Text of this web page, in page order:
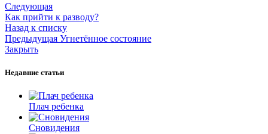
Следующая
Как прийти к разводу?
Назад к списку
Предыдущая Угнетённое состояние
Закрыть
Недавние статьи
Плач ребенка
Сновидения